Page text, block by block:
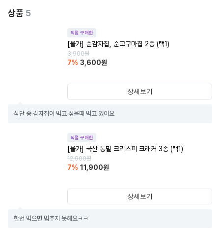
상품 5
직접 구매한
[올가] 순감자칩, 순고구마칩 2종 (택1)
3,900원
7% 3,600원
상세보기
식단 중 감자칩이 먹고 싶을때 먹고 있어요
직접 구매한
[올가] 국산 통밀 크리스피 크래커 3종 (택1)
12,900원
7% 11,900원
상세보기
한번 먹으면 멈추지 못해요ㅋㅋ